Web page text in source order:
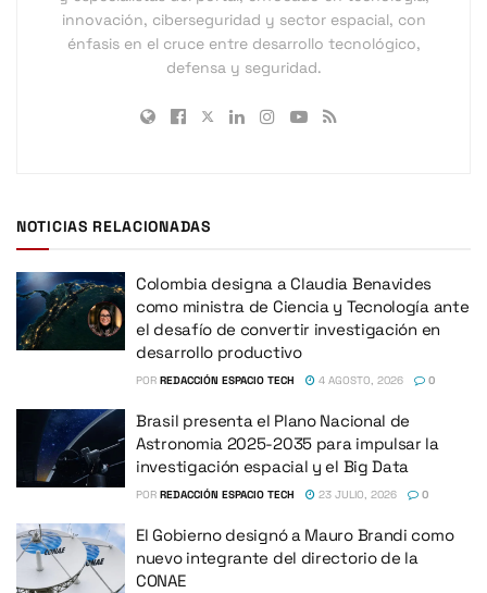
innovación, ciberseguridad y sector espacial, con
énfasis en el cruce entre desarrollo tecnológico,
defensa y seguridad.
NOTICIAS RELACIONADAS
Colombia designa a Claudia Benavides
como ministra de Ciencia y Tecnología ante
el desafío de convertir investigación en
desarrollo productivo
POR REDACCIÓN ESPACIO TECH 4 AGOSTO, 2026 0
Brasil presenta el Plano Nacional de
Astronomia 2025-2035 para impulsar la
investigación espacial y el Big Data
POR REDACCIÓN ESPACIO TECH 23 JULIO, 2026 0
El Gobierno designó a Mauro Brandi como
nuevo integrante del directorio de la
CONAE